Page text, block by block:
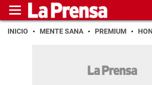
INICIO MENTE SANA PREMIUM